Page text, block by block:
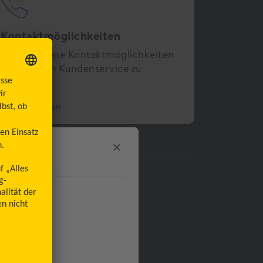
Kontaktmöglichkeiten
Verschiedene Kontaktmöglichkeiten
um unseren Kundenservice zu
erreichen.
Hilfe erhalten